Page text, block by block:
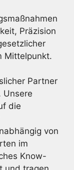
Präzision
Mittelpunkt.
Partner
Unsere
die
von
im
Know-